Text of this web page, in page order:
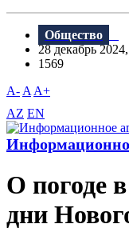
Общество
28 декабрь
1569
A- A A+
AZ EN
О погоде
дни